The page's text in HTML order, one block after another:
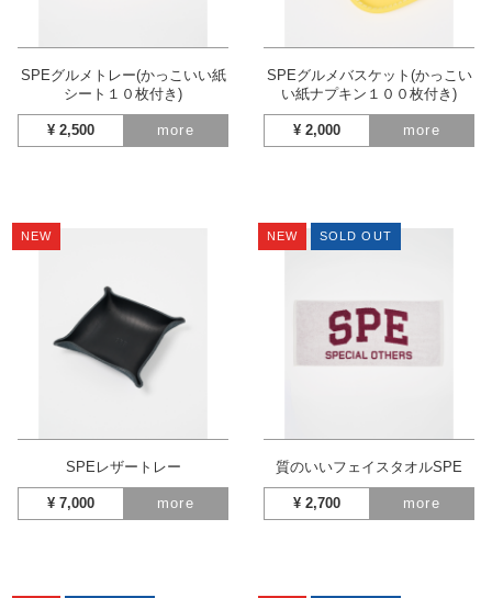
SPEグルメトレー(かっこいい紙
シート１０枚付き)
¥ 2,500 more
SPEグルメバスケット(かっこい
い紙ナプキン１００枚付き)
¥ 2,000 more
NEW
SPEレザートレー
¥ 7,000 more
NEW SOLD OUT
質のいいフェイスタオルSPE
¥ 2,700 more